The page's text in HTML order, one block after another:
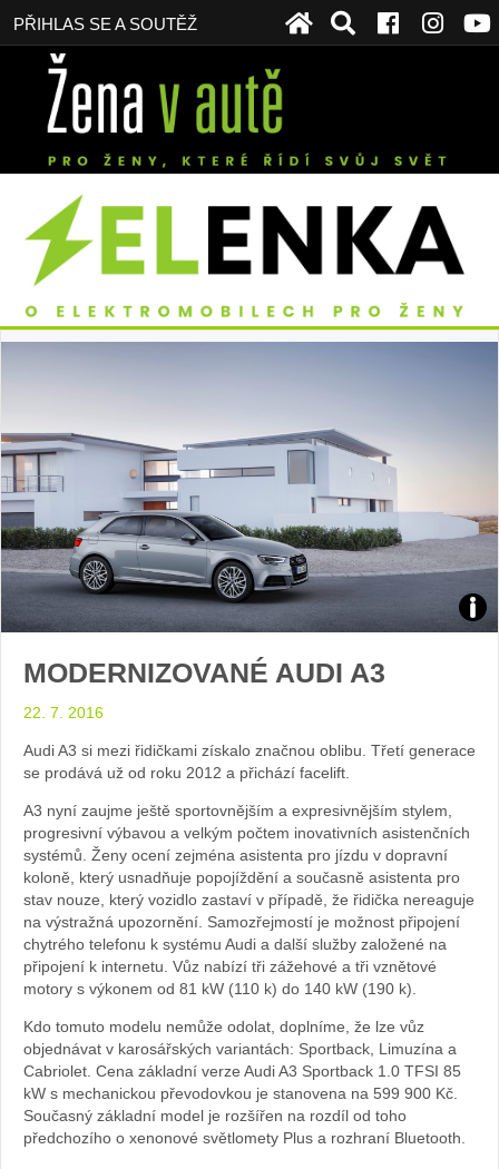
PŘIHLAS SE A SOUTĚŽ
MODERNIZOVANÉ AUDI A3
22. 7. 2016
Audi A3 si mezi řidičkami získalo značnou oblibu. Třetí generace
se prodává už od roku 2012 a přichází facelift.
A3 nyní zaujme ještě sportovnějším a expresivnějším stylem,
progresivní výbavou a velkým počtem inovativních asistenčních
systémů. Ženy ocení zejména asistenta pro jízdu v dopravní
koloně, který usnadňuje popojíždění a současně asistenta pro
stav nouze, který vozidlo zastaví v případě, že řidička nereaguje
na výstražná upozornění. Samozřejmostí je možnost připojení
chytrého telefonu k systému Audi a další služby založené na
připojení k internetu. Vůz nabízí tři zážehové a tři vznětové
motory s výkonem od 81 kW (110 k) do 140 kW (190 k).
Kdo tomuto modelu nemůže odolat, doplníme, že lze vůz
objednávat v karosářských variantách: Sportback, Limuzína a
Cabriolet. Cena základní verze Audi A3 Sportback 1.0 TFSI 85
kW s mechanickou převodovkou je stanovena na 599 900 Kč.
Současný základní model je rozšířen na rozdíl od toho
předchozího o xenonové světlomety Plus a rozhraní Bluetooth.